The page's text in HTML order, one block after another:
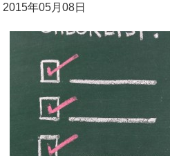
2015年05月08日